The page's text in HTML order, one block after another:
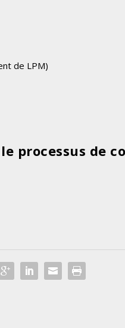
de LPM)
processus de